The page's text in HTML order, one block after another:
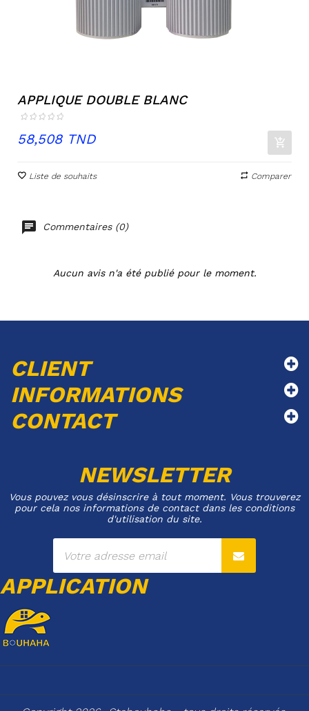
APPLIQUE DOUBLE BLANC
Prix
58,508 TND
Liste de souhaits Comparer
Commentaires (0)
Aucun avis n'a été publié pour le moment.
CLIENT
INFORMATIONS
CONTACT
NEWSLETTER
Vous pouvez vous désinscrire à tout moment. Vous trouverez
pour cela nos informations de contact dans les conditions
d'utilisation du site.
APPLICATION